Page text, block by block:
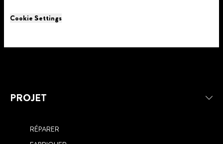
Cookie Settings
PROJET
RÉPARER